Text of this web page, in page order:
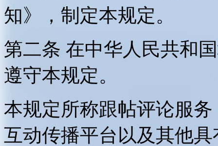
知》，制定本规定。
第二条 在中华人民共和
遵守本规定。
本规定所称跟帖评论服
互动传播平台以及其他